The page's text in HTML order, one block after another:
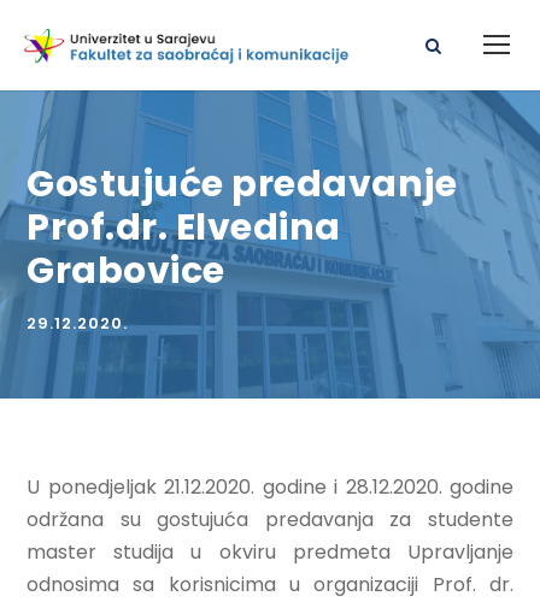
Gostujuće predavanje
Prof.dr. Elvedina
Grabovice
29.12.2020.
U ponedjeljak 21.12.2020. godine i 28.12.2020. godine
održana su gostujuća predavanja za studente
master studija u okviru predmeta Upravljanje
odnosima sa korisnicima u organizaciji Prof. dr.